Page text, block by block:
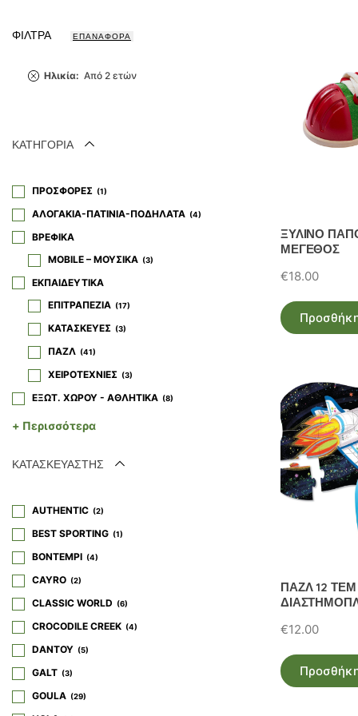
ΞΥΛΙΝΟ
ΜΕΓΕΘΟΣ
€18.00
ΠΑΖΛ 12 ΤΕΜ
€12.00
ΦΙΛΤΡΑ ΕΠΑΝΑΦΟΡΑ
Ηλικία: Από 2 ετών
ΚΑΤΗΓΟΡΙΑ
ΠΡΟΣΦΟΡΕΣ 1
ΑΛΟΓΑΚΙΑ-ΠΑΤΙΝΙΑ-ΠΟΔΗΛΑΤΑ 4
ΒΡΕΦΙΚΑ
MOBILE – ΜΟΥΣΙΚΑ
3
ΕΚΠΑΙΔΕΥΤΙΚΑ
ΕΠΙΤΡΑΠΕΖΙΑ
17
ΚΑΤΑΣΚΕΥΕΣ 3
ΠΑΖΛ 41
ΧΕΙΡΟΤΕΧΝΙΕΣ 3
ΕΞΩΤ. ΧΩΡΟΥ - ΑΘΛΗΤΙΚΑ 8
ΚΟΥΚΛΕΣ
ΓΑΝΤΟΚΟΥΚΛΕΣ
ΛΟΥΤΡΙΝΑ ΖΩΑΚΙΑ
ΜΙΚΡΟΑΝΤΙΚΕΙΜΕΝΑ-PARTY
ΜΟΥΣΙΚΑ ΟΡΓΑΝΑ
ΠΑΙΔΙΚΟ ΔΩΜΑΤΙΟ
ΠΑΙΧΝΙΔΙΑ ΡΟΛΟΥ
ΑΥΤΟΚΙΝΗΤΟΔΡΟΜΟΙ ΚΑΙ ΤΡΕΝΑ
ΚΟΥΖΙΝΕΣ & ΚΟΥΖΙΝΙΚΑ
ΦΟΡΤΗΓΑ ΚΑΙ ΑΥΤΟΚΙΝΗΤΑΚΙΑ
ΠΡΟΣΧΟΛΙΚΗ ΗΛΙΚΙΑ
+ Περισσότερα
ΚΑΤΑΣΚΕΥΑΣΤΗΣ
AUTHENTIC 2
BEST SPORTING 1
BONTEMPI 4
CAYRO 2
CLASSIC WORLD 6
CROCODILE CREEK 4
DANTOY 5
GALT 3
GOULA 29